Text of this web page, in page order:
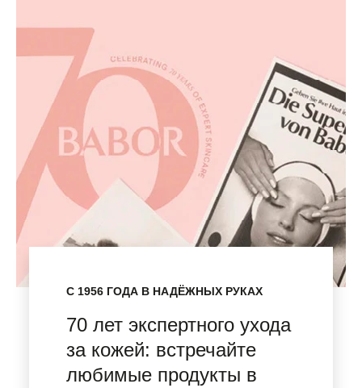
С 1956 ГОДА В НАДЁЖНЫХ РУКАХ
70 лет экспертного ухода
за кожей: встречайте
любимые продукты в